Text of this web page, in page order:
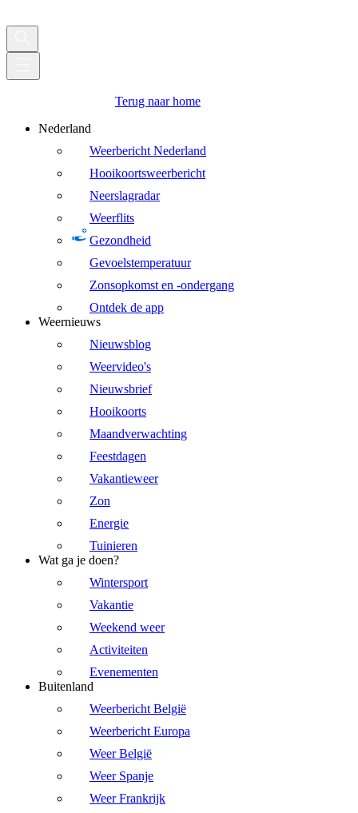
Terug naar home
Nederland
Weerbericht Nederland
Hooikoortsweerbericht
Neerslagradar
Weerflits
Gezondheid
Gevoelstemperatuur
Zonsopkomst en -ondergang
Ontdek de app
Weernieuws
Nieuwsblog
Weervideo's
Nieuwsbrief
Hooikoorts
Maandverwachting
Feestdagen
Vakantieweer
Zon
Energie
Tuinieren
Wat ga je doen?
Wintersport
Vakantie
Weekend weer
Activiteiten
Evenementen
Buitenland
Weerbericht België
Weerbericht Europa
Weer België
Weer Spanje
Weer Frankrijk